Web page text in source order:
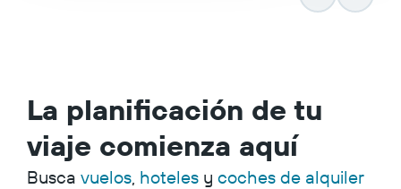
La planificación de tu
viaje comienza aquí
Busca vuelos, hoteles y coches de alquiler